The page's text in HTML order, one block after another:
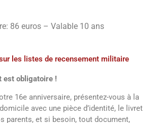
86 euros – Valable 10 ans
les listes de recensement militaire
est obligatoire !
16e anniversaire, présentez-vous à la
avec une pièce d’identité, le livret
parents, et si besoin, tout document,